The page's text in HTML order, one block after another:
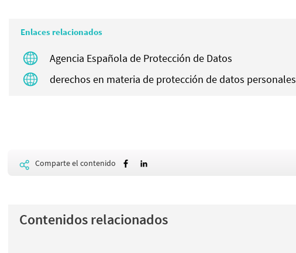
Enlaces relacionados
Agencia Española de Protección de Datos
derechos en materia de protección de datos personales
Comparte el contenido
Contenidos relacionados